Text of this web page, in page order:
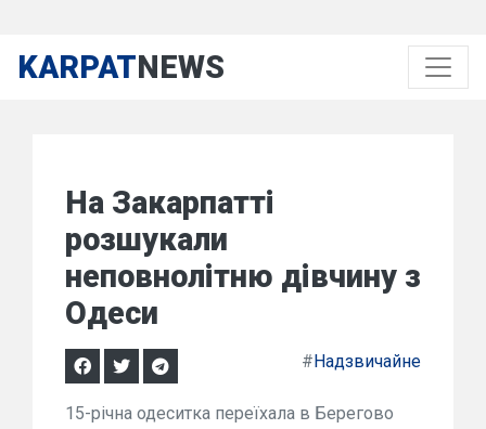
KARPATNEWS
На Закарпатті
розшукали
неповнолітню дівчину з
Одеси
#Надзвичайне
15-річна одеситка переїхала в Берегово